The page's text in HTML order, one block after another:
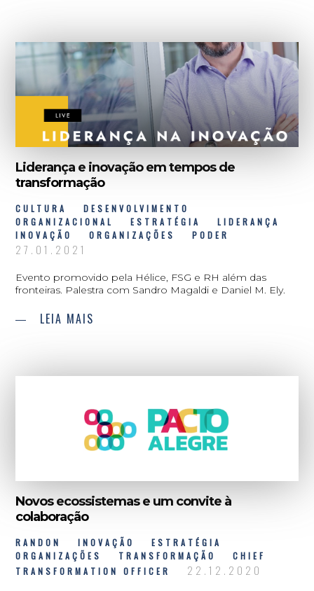
Liderança e inovação em tempos de
transformação
CULTURA
DESENVOLVIMENTO
ORGANIZACIONAL
ESTRATÉGIA
LIDERANÇA
INOVAÇÃO
ORGANIZAÇÕES PODER
27.01.2021
Evento promovido pela Hélice, FSG e RH além das
fronteiras. Palestra com Sandro Magaldi e Daniel M. Ely.
LEIA MAIS
Novos ecossistemas e um convite à
colaboração
RANDON INOVAÇÃO
ESTRATÉGIA
ORGANIZAÇÕES
TRANSFORMAÇÃO
CHIEF
TRANSFORMATION OFFICER
22.12.2020